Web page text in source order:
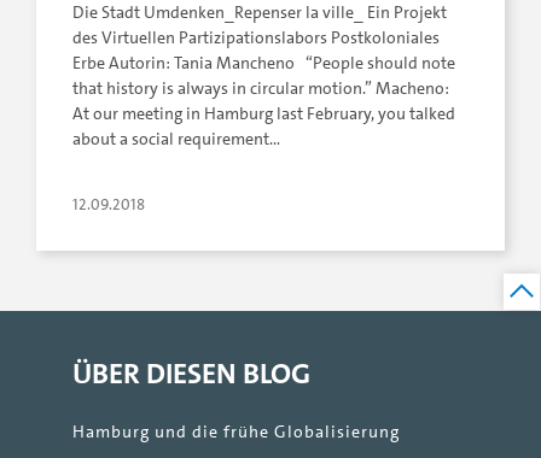
Die Stadt Umdenken_Repenser la ville_ Ein Projekt
des Virtuellen Partizipationslabors Postkoloniales
Erbe Autorin: Tania Mancheno “People should note
that history is always in circular motion.” Macheno:
At our meeting in Hamburg last February, you talked
about a social requirement…
12.09.2018
ÜBER DIESEN BLOG
Hamburg und die frühe Globalisierung